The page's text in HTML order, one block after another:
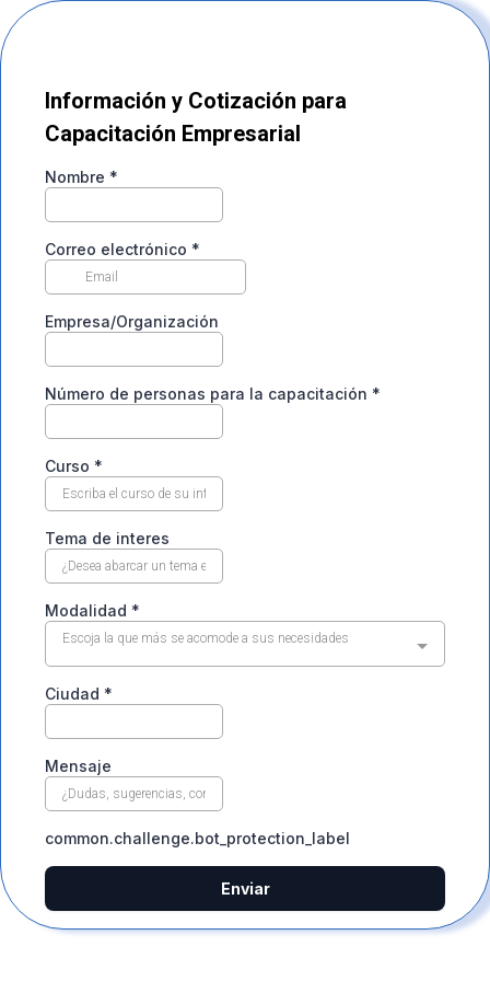
Información y Cotización para
Capacitación Empresarial
Nombre *
Correo electrónico *
Empresa/Organización
Número de personas para la capacitación *
Curso *
Tema de interes
Modalidad *
Escoja la que más se acomode a sus necesidades
Ciudad *
Mensaje
common.challenge.bot_protection_label
Enviar